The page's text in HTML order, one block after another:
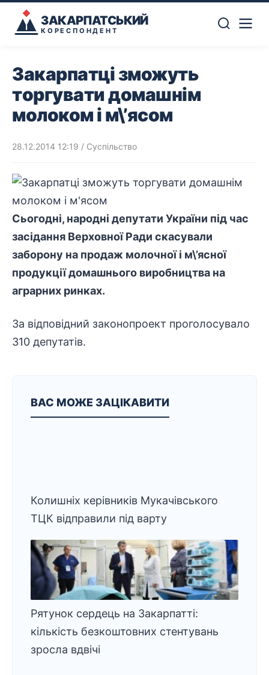
ЗАКАРПАТСЬКИЙ
КОРЕСПОНДЕНТ
Закарпатці зможуть
торгувати домашнім
молоком і м\’ясом
28.12.2014 12:19 / Суспільство
Сьогодні, народні депутати України під час
засідання Верховної Ради скасували
заборону на продаж молочної і м\’ясної
продукції домашнього виробництва на
аграрних ринках.
За відповідний законопроект проголосувало
310 депутатів.
ВАС МОЖЕ ЗАЦІКАВИТИ
Колишніх керівників Мукачівського
ТЦК відправили під варту
Рятунок сердець на Закарпатті:
кількість безкоштовних стентувань
зросла вдвічі